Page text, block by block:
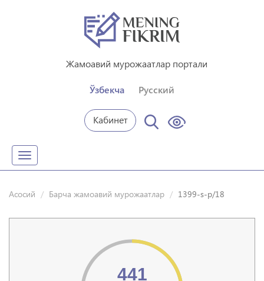
Жамоавий мурожаатлар портали
Ўзбекча Русский
Кабинет
Toggle
navigation
Асосий Барча жамоавий мурожаатлар 1399-s-p/18
441